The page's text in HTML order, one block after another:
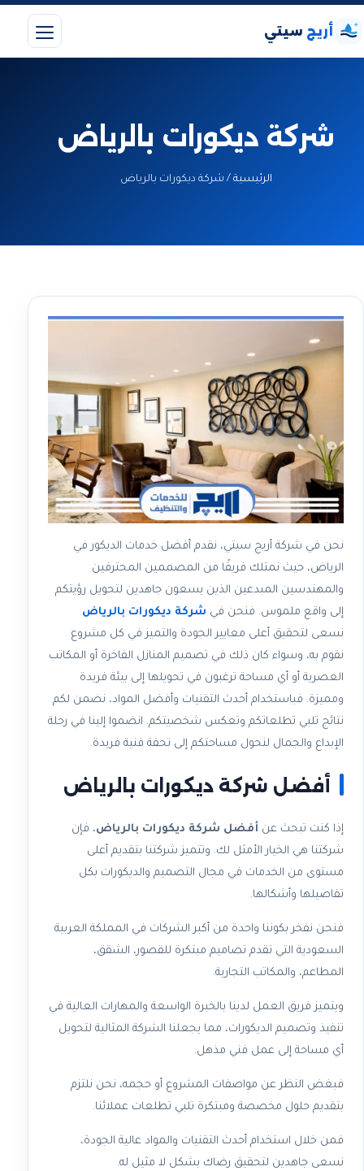
أريج سيتي
شركة ديكورات بالرياض
الرئيسية / شركة ديكورات بالرياض
نحن في شركة أريج سيتي، نقدم أفضل خدمات الديكور في
الرياض، حيث نمتلك فريقًا من المصممين المحترفين
والمهندسين المبدعين الذين يسعون جاهدين لتحويل رؤيتكم
إلى واقع ملموس. فنحن في شركة ديكورات بالرياض
نسعى لتحقيق أعلى معايير الجودة والتميز في كل مشروع
نقوم به، وسواء كان ذلك في تصميم المنازل الفاخرة أو المكاتب
العصرية أو أي مساحة ترغبون في تحويلها إلى بيئة فريدة
ومميزة. فباستخدام أحدث التقنيات وأفضل المواد، نضمن لكم
نتائج تلبي تطلعاتكم وتعكس شخصيتكم. انضموا إلينا في رحلة
الإبداع والجمال لنحول مساحتكم إلى تحفة فنية فريدة.
أفضل شركة ديكورات بالرياض
إذا كنت تبحث عن أفضل شركة ديكورات بالرياض، فإن
شركتنا هي الخيار الأمثل لك. وتتميز شركتنا بتقديم أعلى
مستوى من الخدمات في مجال التصميم والديكورات بكل
تفاصيلها وأشكالها.
فنحن نفخر بكوننا واحدة من أكبر الشركات في المملكة العربية
السعودية التي تقدم تصاميم مبتكرة للقصور، الشقق،
المطاعم، والمكاتب التجارية.
ويتميز فريق العمل لدينا بالخبرة الواسعة والمهارات العالية في
تنفيذ وتصميم الديكورات، مما يجعلنا الشركة المثالية لتحويل
أي مساحة إلى عمل فني مذهل.
فبغض النظر عن مواصفات المشروع أو حجمه، نحن نلتزم
بتقديم حلول مخصصة ومبتكرة تلبي تطلعات عملائنا.
فمن خلال استخدام أحدث التقنيات والمواد عالية الجودة،
نسعى جاهدين لتحقيق رضاك بشكل لا مثيل له.